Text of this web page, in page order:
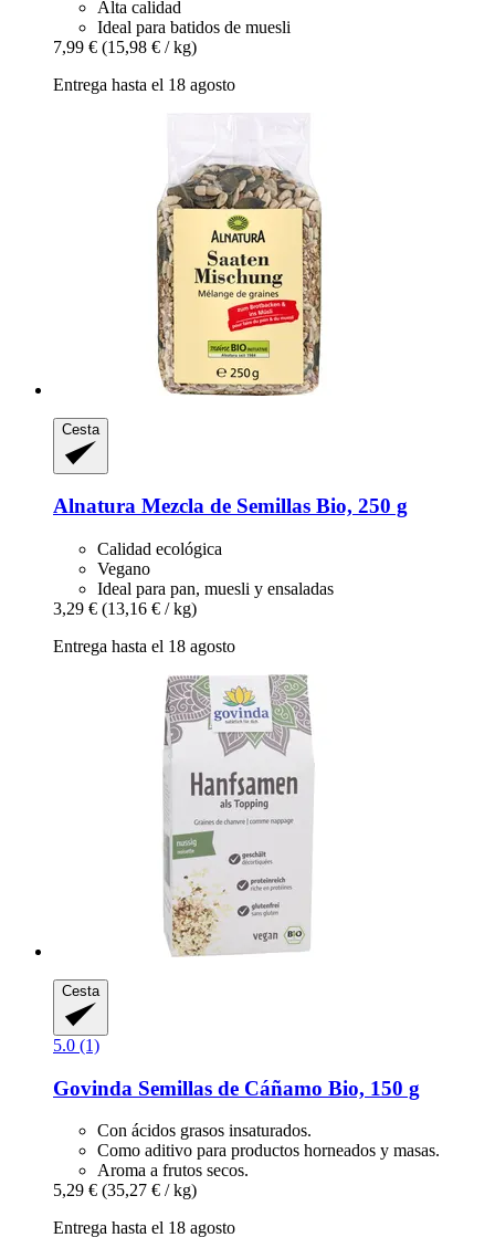
Alta calidad
Ideal para batidos de muesli
7,99 € (15,98 € / kg)
Entrega hasta el 18 agosto
Cesta
Alnatura Mezcla de Semillas Bio, 250 g
Calidad ecológica
Vegano
Ideal para pan, muesli y ensaladas
3,29 € (13,16 € / kg)
Entrega hasta el 18 agosto
Cesta
5.0 (1)
Govinda Semillas de Cáñamo Bio, 150 g
Con ácidos grasos insaturados.
Como aditivo para productos horneados y masas.
Aroma a frutos secos.
5,29 € (35,27 € / kg)
Entrega hasta el 18 agosto